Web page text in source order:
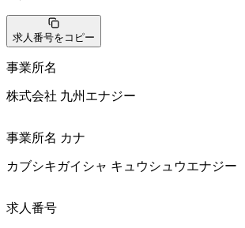
求人番号をコピー
事業所名
株式会社 九州エナジー
事業所名 カナ
カブシキガイシャ キュウシュウエナジー
求人番号